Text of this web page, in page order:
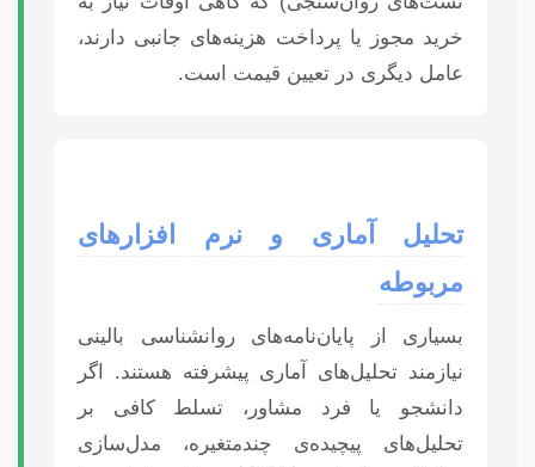
خرید مجوز یا پرداخت هزینه‌های جانبی دارند،
عامل دیگری در تعیین قیمت است.
تحلیل آماری و نرم افزارهای
مربوطه
بسیاری از پایان‌نامه‌های روانشناسی بالینی
نیازمند تحلیل‌های آماری پیشرفته هستند. اگر
دانشجو یا فرد مشاور، تسلط کافی بر
تحلیل‌های پیچیده‌ی چندمتغیره، مدل‌سازی